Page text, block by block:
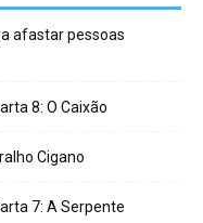
afastar pessoas
8: O Caixão
Cigano
7: A Serpente